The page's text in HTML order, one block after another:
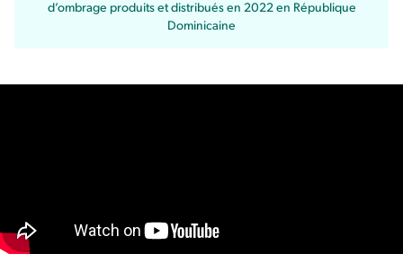
d’ombrage produits et distribués en 2022 en République
Dominicaine